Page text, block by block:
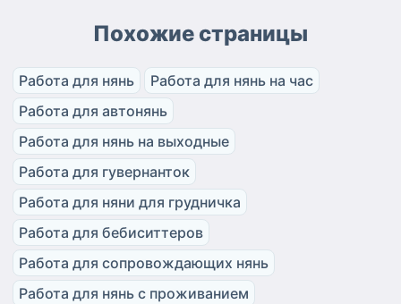
Похожие страницы
Работа для нянь
Работа для нянь на час
Работа для автонянь
Работа для нянь на выходные
Работа для гувернанток
Работа для няни для грудничка
Работа для бебиситтеров
Работа для сопровождающих нянь
Работа для нянь с проживанием